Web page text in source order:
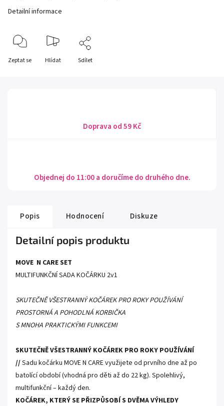
Detailní informace
Zeptat se Hlídat Sdílet
Doprava od 59 Kč
Objednej do 11:00 a doručíme do druhého dne.
Popis Hodnocení Diskuze
Detailní popis produktu
MOVE N CARE SET
MULTIFUNKČNÍ SADA KOČÁRKU 2v1
SKUTEČNĚ VŠESTRANNÝ KOČÁREK PRO ROKY POUŽÍVÁNÍ
PROSTORNÁ A POHODLNÁ KORBIČKA
S MNOHA PRAKTICKÝMI FUNKCEMI
SKUTEČNĚ VŠESTRANNÝ KOČÁREK PRO ROKY POUŽÍVÁNÍ
//Sadu kočárku MOVE N CARE využijete od prvního dne až po
batolící období (vhodná pro děti až do 22 kg). Spolehlivý,
multifunkční – každý den.
KOČÁREK, KTERÝ SE PŘIZPŮSOBÍ S DVĚMA VÝHLEDY